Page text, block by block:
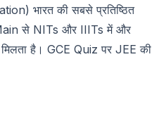
भारत की सबसे प्रतिष्ठित
Main से NITs और IIITs में और
है। GCE Quiz पर JEE की